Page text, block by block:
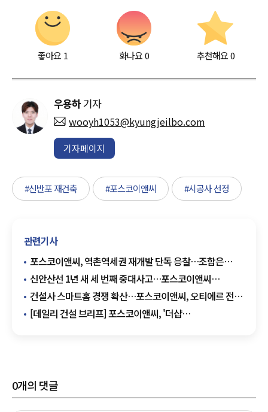
좋아요 1 화나요0 추천해요 0
우용하기자
wooyh1053@kyungjeilbo.com
기자페이지
#신반포 재건축 #포스코이앤씨 #시공사 선정
관련기사
포스코이앤씨, 역촌역세권 재개발 단독 응찰…조합은
재입찰 공고
신안산선 1년 새 세 번째 중대사고…포스코이앤씨
안전관리 도마
건설사 스마트홈 경쟁 확산…포스코이앤씨, 오티에르 전용
앱 선보여
[데일리 건설 브리프] 포스코이앤씨, '더샵
0개의 댓글